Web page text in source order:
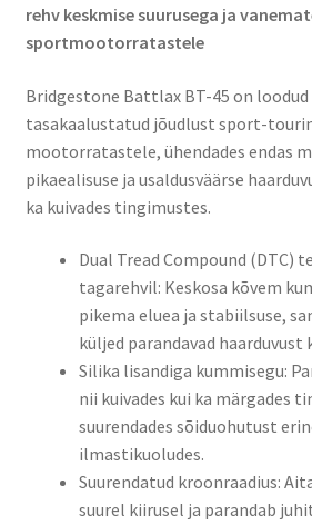
rehv keskmise suurusega ja
sportmootorratastele
Bridgestone Battlax BT-45 on loodud
tasakaalustatud jõudlust sport-
mootorratastele, ühendades endas
pikaealisuse ja usaldusväärse
ka kuivades tingimustes.
Dual Tread Compound (DTC)
tagarehvil: Keskosa kõvem
pikema eluea ja stabiilsuse,
küljed parandavad haarduvust
Silika lisandiga kummisegu:
nii kuivades kui ka märgades
suurendades sõiduohutust
ilmastikuoludes.
Suurendatud kroonraadius:
suurel kiirusel ja parandab